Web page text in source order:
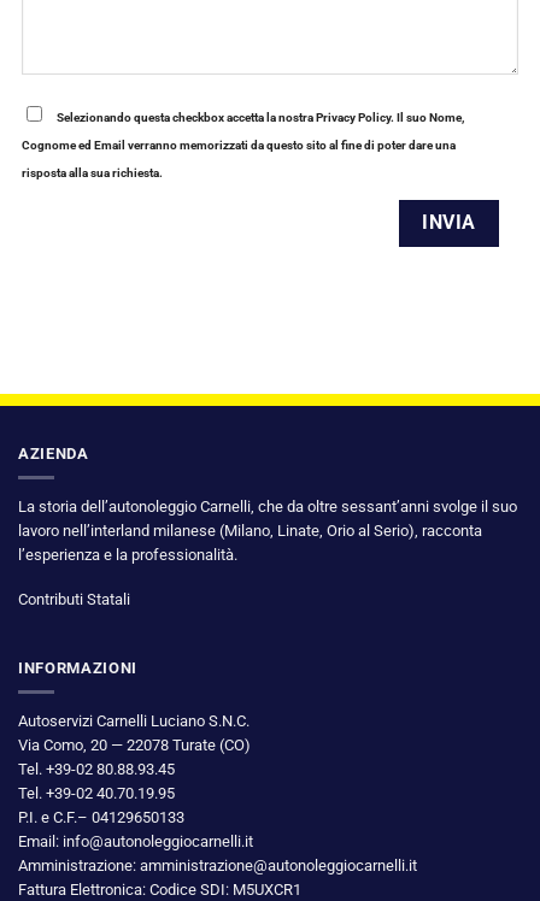
Selezionando questa checkbox accetta la nostra Privacy Policy. Il suo Nome,
Cognome ed Email verranno memorizzati da questo sito al fine di poter dare una
risposta alla sua richiesta.
AZIENDA
La storia dell’autonoleggio Carnelli, che da oltre sessant’anni svolge il suo
lavoro nell’interland milanese (Milano, Linate, Orio al Serio), racconta
l’esperienza e la professionalità.
Contributi Statali
INFORMAZIONI
Autoservizi Carnelli Luciano S.N.C.
Via Como, 20 — 22078 Turate (CO)
Tel. +39-02 80.88.93.45
Tel. +39-02 40.70.19.95
P.I. e C.F.– 04129650133
Email: info@autonoleggiocarnelli.it
Amministrazione: amministrazione@autonoleggiocarnelli.it
Fattura Elettronica: Codice SDI: M5UXCR1